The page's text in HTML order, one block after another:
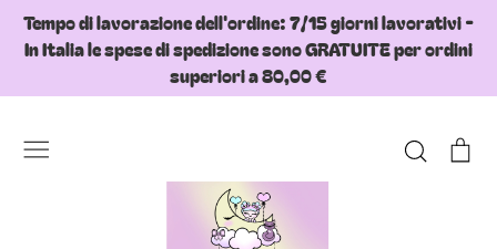
SkipTempo di lavorazione dell'ordine: 7/15 giorni lavorativi -
In Italia le spese di spedizione sono GRATUITE per ordini
superiori a 80,00 €
Search